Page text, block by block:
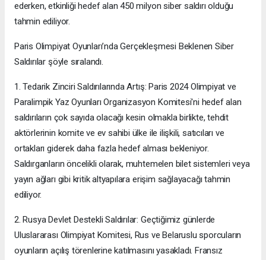
ederken, etkinliği hedef alan 450 milyon siber saldırı olduğu
tahmin ediliyor.
Paris Olimpiyat Oyunları’nda Gerçekleşmesi Beklenen Siber
Saldırılar şöyle sıralandı.
1. Tedarik Zinciri Saldırılarında Artış: Paris 2024 Olimpiyat ve
Paralimpik Yaz Oyunları Organizasyon Komitesi'ni hedef alan
saldırıların çok sayıda olacağı kesin olmakla birlikte, tehdit
aktörlerinin komite ve ev sahibi ülke ile ilişkili, satıcıları ve
ortakları giderek daha fazla hedef alması bekleniyor.
Saldırganların öncelikli olarak, muhtemelen bilet sistemleri veya
yayın ağları gibi kritik altyapılara erişim sağlayacağı tahmin
ediliyor.
2. Rusya Devlet Destekli Saldırılar: Geçtiğimiz günlerde
Uluslararası Olimpiyat Komitesi, Rus ve Belaruslu sporcuların
oyunların açılış törenlerine katılmasını yasakladı. Fransız